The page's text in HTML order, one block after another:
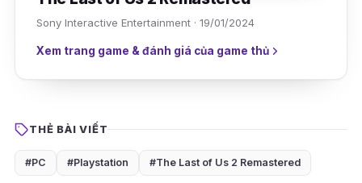
Sony Interactive Entertainment · 19/01/2024
Xem trang game & đánh giá của game thủ
THẺ BÀI VIẾT
#PC #Playstation #The Last of Us 2 Remastered